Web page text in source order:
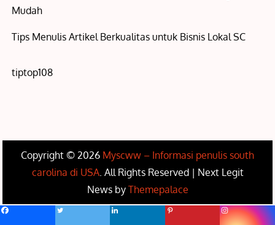
Mudah
Tips Menulis Artikel Berkualitas untuk Bisnis Lokal SC
tiptop108
Copyright © 2026 Myscww – Informasi penulis south
carolina di USA. All Rights Reserved | Next Legit
News by Themepalace